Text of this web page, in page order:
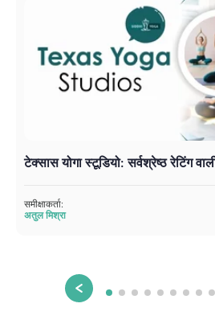
टेक्सास योगा स्टूडियो: सर्वश्रेष्ठ रेटिंग
समीक्षाकर्ता:
अतुल मिश्रा